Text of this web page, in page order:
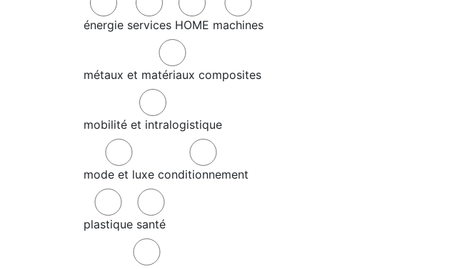
énergie services HOME machines
métaux et matériaux composites
mobilité et intralogistique
mode et luxe conditionnement
plastique santé